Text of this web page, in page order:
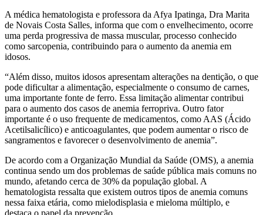
A médica hematologista e professora da Afya Ipatinga, Dra Marita
de Novais Costa Salles, informa que com o envelhecimento, ocorre
uma perda progressiva de massa muscular, processo conhecido
como sarcopenia, contribuindo para o aumento da anemia em
idosos.
“Além disso, muitos idosos apresentam alterações na dentição, o que
pode dificultar a alimentação, especialmente o consumo de carnes,
uma importante fonte de ferro. Essa limitação alimentar contribui
para o aumento dos casos de anemia ferropriva. Outro fator
importante é o uso frequente de medicamentos, como AAS (Ácido
Acetilsalicílico) e anticoagulantes, que podem aumentar o risco de
sangramentos e favorecer o desenvolvimento de anemia”.
De acordo com a Organização Mundial da Saúde (OMS), a anemia
continua sendo um dos problemas de saúde pública mais comuns no
mundo, afetando cerca de 30% da população global. A
hematologista ressalta que existem outros tipos de anemia comuns
nessa faixa etária, como mielodisplasia e mieloma múltiplo, e
destaca o papel da prevenção.